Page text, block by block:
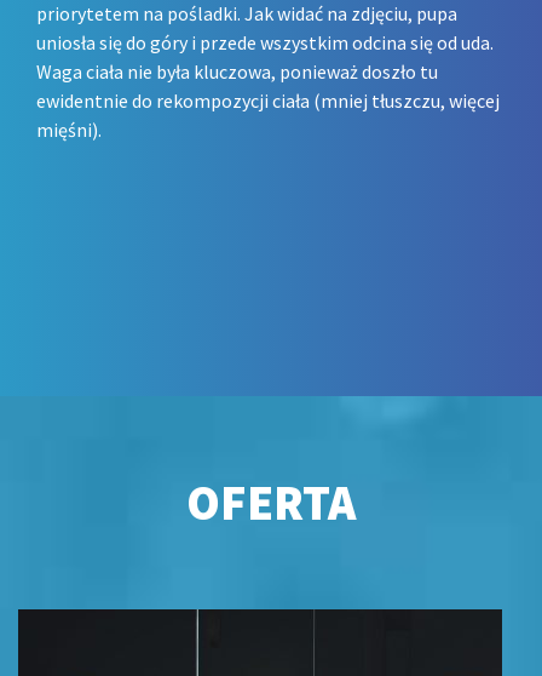
priorytetem na pośladki. Jak widać na zdjęciu, pupa
uniosła się do góry i przede wszystkim odcina się od uda.
Waga ciała nie była kluczowa, ponieważ doszło tu
ewidentnie do rekompozycji ciała (mniej tłuszczu, więcej
mięśni).
OFERTA